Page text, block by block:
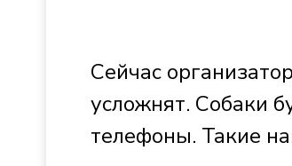
Сейчас
усложнят. Собаки
телефоны. Такие